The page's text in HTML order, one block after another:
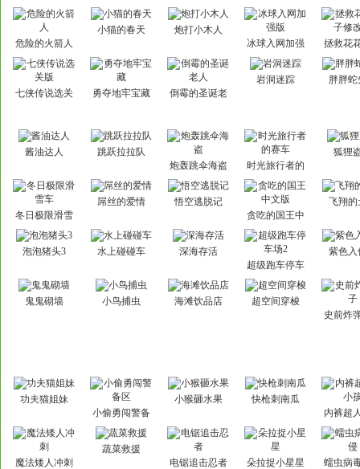
危险的火箭人
小猫的春天
炮打小木人
冰球入网加强
拯救花
七侠传说选关
勇夺地牢宝藏
倒霉的圣诞老
岩洞迷踪 胖胖蛇
酱油达人
跳跃拉拉队
炮轰跳伞海盗
时光旅行者的
狐狸
冬日极限滑雪
屌丝的爱情
悟空逃脱记
贪吃的国王中
飞翔的
泡泡猪头3 水上碰碰车
深海存活
超级跑车停车
紫色入
鬼鬼砌墙 小鸟捕虫 海滩饮品店
超空间穿梭
史前炸
功夫猫姐妹
小偷勇闯警备
小猴砸水果
快枪刺南瓜
内裤超
魔法矮人冲刺
蔬菜救援
电锯追击忍者
朵拉捉小星星 蠕虫病